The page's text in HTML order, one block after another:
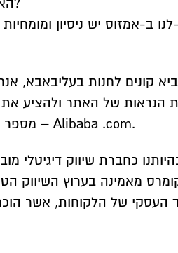
האם אתה מנהל הצעת מחיר ביעילות?
לנו ב-אמזוס יש ניסיון
קונים לחנות בעליבאבא,
הנראות של האתר ולהציע את
להגשים זאת בפורטל B2B מספר 1 בעולם – Alibaba .com.
כחברת שיווק דיגיטלי
מאמינה בערוץ השיווק
העסקי של הלקוחות, אשר